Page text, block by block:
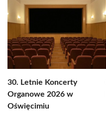
30. Letnie Koncerty
Organowe 2026 w
Oświęcimiu